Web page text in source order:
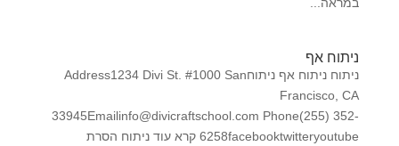
ניתוח אף
ניתוח ניתוח אף ניתוחAddress1234 Divi St. #1000 San
Francisco, CA
33945Emailinfo@divicraftschool.com Phone(255) 352-
6258facebooktwitteryoutube קרא עוד ניתוח הסרת